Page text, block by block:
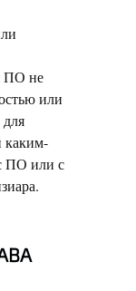
ПО не
или
каким-
ПО или с